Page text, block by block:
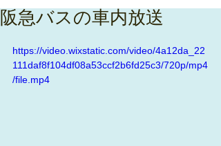
阪急バスの車内放送
https://video.wixstatic.com/video/4a12da_22
111daf8f104df08a53ccf2b6fd25c3/720p/mp4
/file.mp4